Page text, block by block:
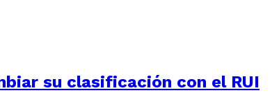
su clasificación con el RUI